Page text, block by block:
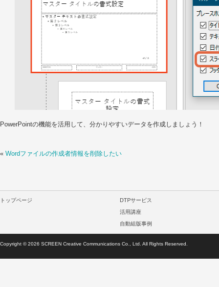
PowerPointの機能を活用して、分かりやすいデータを作成しましょう！
« Wordファイルの作成者情報を削除したい
トップページ
DTPサービス
活用講座
自動組版事例
Copyright ©2026 SCREEN Creative Communications Co., Ltd. All Rights Reserved.